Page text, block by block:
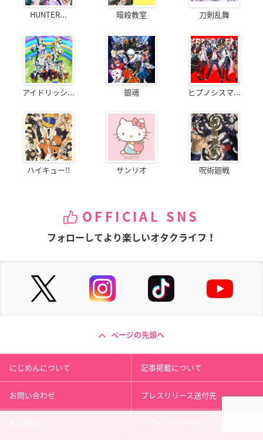
HUNTER... 暗殺教室 刀剣乱舞
アイドリッシ... 銀魂 ヒプノシスマ...
ハイキュー!! サンリオ 呪術廻戦
OFFICIAL SNS
フォローしてより楽しいオタクライフ！
ページの先頭へ
にじめんについて 記事掲載について
お問い合わせ プレスリリース送付先